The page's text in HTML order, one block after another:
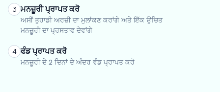
3 ਮਨਜ਼ੂਰੀ ਪ੍ਰਾਪਤ ਕਰੋ
ਅਸੀਂ ਤੁਹਾਡੀ ਅਰਜ਼ੀ ਦਾ ਮੁਲਾਂਕਣ ਕਰਾਂਗੇ ਅਤੇ ਇੱਕ ਉਚਿਤ
ਮਨਜ਼ੂਰੀ ਦਾ ਪ੍ਰਸਤਾਵ ਦੇਵਾਂਗੇ
4 ਫੰਡ ਪ੍ਰਾਪਤ ਕਰੋ
ਮਨਜ਼ੂਰੀ ਦੇ 2 ਦਿਨਾਂ ਦੇ ਅੰਦਰ ਵੰਡ ਪ੍ਰਾਪਤ ਕਰੋ